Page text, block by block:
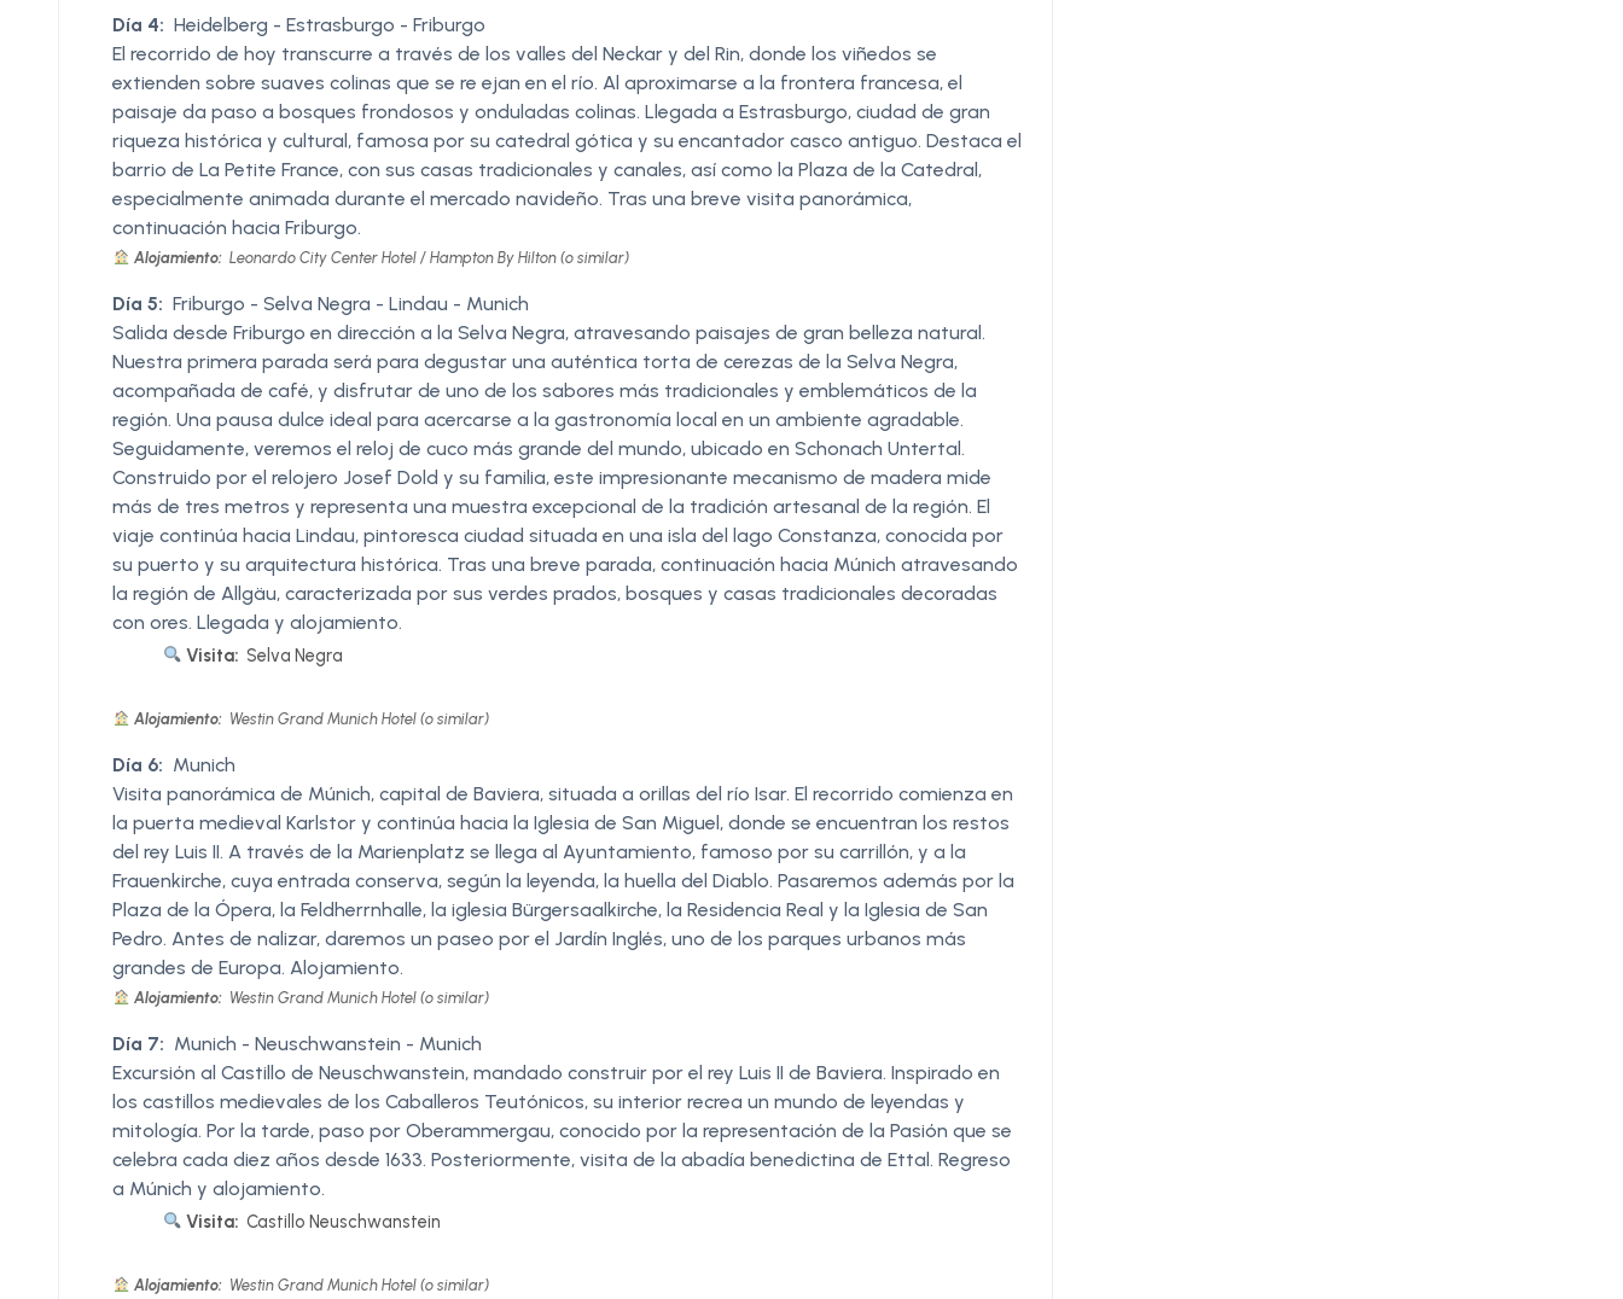
Día 4: Heidelberg - Estrasburgo - Friburgo
El recorrido de hoy transcurre a través de los valles del Neckar y del Rin, donde los viñedos se
extienden sobre suaves colinas que se re ejan en el río. Al aproximarse a la frontera francesa, el
paisaje da paso a bosques frondosos y onduladas colinas. Llegada a Estrasburgo, ciudad de gran
riqueza histórica y cultural, famosa por su catedral gótica y su encantador casco antiguo. Destaca el
barrio de La Petite France, con sus casas tradicionales y canales, así como la Plaza de la Catedral,
especialmente animada durante el mercado navideño. Tras una breve visita panorámica,
continuación hacia Friburgo.
Alojamiento: Leonardo City Center Hotel / Hampton By Hilton (o similar)
Día 5: Friburgo - Selva Negra - Lindau - Munich
Salida desde Friburgo en dirección a la Selva Negra, atravesando paisajes de gran belleza natural.
Nuestra primera parada será para degustar una auténtica torta de cerezas de la Selva Negra,
acompañada de café, y disfrutar de uno de los sabores más tradicionales y emblemáticos de la
región. Una pausa dulce ideal para acercarse a la gastronomía local en un ambiente agradable.
Seguidamente, veremos el reloj de cuco más grande del mundo, ubicado en Schonach Untertal.
Construido por el relojero Josef Dold y su familia, este impresionante mecanismo de madera mide
más de tres metros y representa una muestra excepcional de la tradición artesanal de la región. El
viaje continúa hacia Lindau, pintoresca ciudad situada en una isla del lago Constanza, conocida por
su puerto y su arquitectura histórica. Tras una breve parada, continuación hacia Múnich atravesando
la región de Allgäu, caracterizada por sus verdes prados, bosques y casas tradicionales decoradas
con ores. Llegada y alojamiento.
Visita: Selva Negra
Alojamiento: Westin Grand Munich Hotel (o similar)
Día 6: Munich
Visita panorámica de Múnich, capital de Baviera, situada a orillas del río Isar. El recorrido comienza en
la puerta medieval Karlstor y continúa hacia la Iglesia de San Miguel, donde se encuentran los restos
del rey Luis II. A través de la Marienplatz se llega al Ayuntamiento, famoso por su carrillón, y a la
Frauenkirche, cuya entrada conserva, según la leyenda, la huella del Diablo. Pasaremos además por la
Plaza de la Ópera, la Feldherrnhalle, la iglesia Bürgersaalkirche, la Residencia Real y la Iglesia de San
Pedro. Antes de nalizar, daremos un paseo por el Jardín Inglés, uno de los parques urbanos más
grandes de Europa. Alojamiento.
Alojamiento: Westin Grand Munich Hotel (o similar)
Día 7: Munich - Neuschwanstein - Munich
Excursión al Castillo de Neuschwanstein, mandado construir por el rey Luis II de Baviera. Inspirado en
los castillos medievales de los Caballeros Teutónicos, su interior recrea un mundo de leyendas y
mitología. Por la tarde, paso por Oberammergau, conocido por la representación de la Pasión que se
celebra cada diez años desde 1633. Posteriormente, visita de la abadía benedictina de Ettal. Regreso
a Múnich y alojamiento.
Visita: Castillo Neuschwanstein
Alojamiento: Westin Grand Munich Hotel (o similar)